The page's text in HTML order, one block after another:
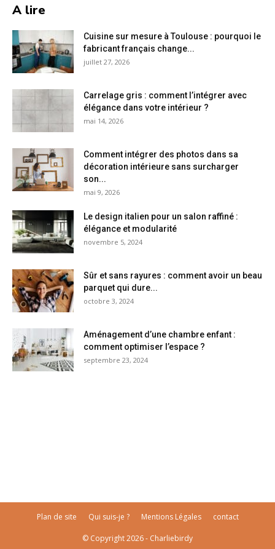
A lire
Cuisine sur mesure à Toulouse : pourquoi le
fabricant français change...
juillet 27, 2026
Carrelage gris : comment l’intégrer avec
élégance dans votre intérieur ?
mai 14, 2026
Comment intégrer des photos dans sa
décoration intérieure sans surcharger
son...
mai 9, 2026
Le design italien pour un salon raffiné :
élégance et modularité
novembre 5, 2024
Sûr et sans rayures : comment avoir un beau
parquet qui dure...
octobre 3, 2024
Aménagement d’une chambre enfant :
comment optimiser l’espace ?
septembre 23, 2024
Plan de site Qui suis-je ? Mentions Légales contact
© Copyright 2026 - Charliebirdy